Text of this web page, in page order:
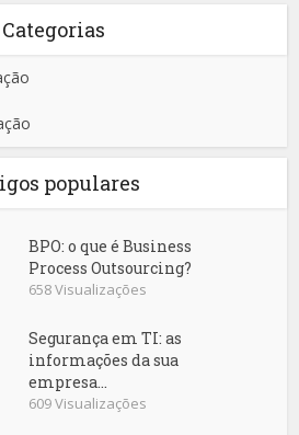
Categorias
populares
BPO: o que é Business
Process Outsourcing?
658 Visualizações
Segurança em TI: as
informações da sua
empresa...
609 Visualizações